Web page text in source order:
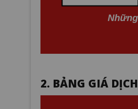
2. BẢNG GIÁ